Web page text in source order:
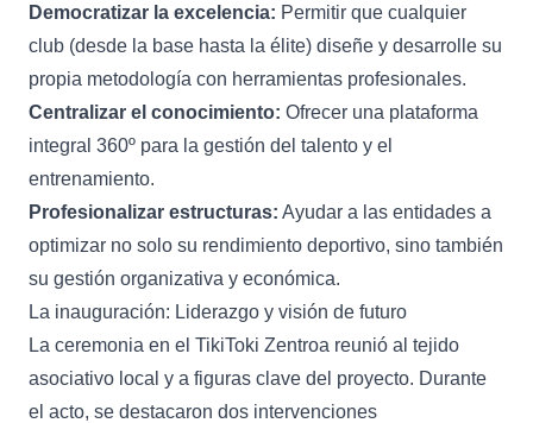
Democratizar la excelencia: Permitir que cualquier
club (desde la base hasta la élite) diseñe y desarrolle su
propia metodología con herramientas profesionales.
Centralizar el conocimiento: Ofrecer una plataforma
integral 360º para la gestión del talento y el
entrenamiento.
Profesionalizar estructuras: Ayudar a las entidades a
optimizar no solo su rendimiento deportivo, sino también
su gestión organizativa y económica.
La inauguración: Liderazgo y visión de futuro
La ceremonia en el TikiToki Zentroa reunió al tejido
asociativo local y a figuras clave del proyecto. Durante
el acto, se destacaron dos intervenciones